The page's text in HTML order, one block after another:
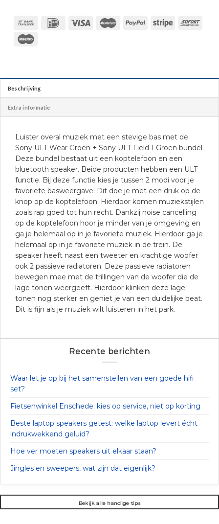
Beschrijving
Extra informatie
Luister overal muziek met een stevige bas met de
Sony ULT Wear Groen + Sony ULT Field 1 Groen bundel.
Deze bundel bestaat uit een koptelefoon en een
bluetooth speaker. Beide producten hebben een ULT
functie. Bij deze functie kies je tussen 2 modi voor je
favoriete basweergave. Dit doe je met een druk op de
knop op de koptelefoon. Hierdoor komen muziekstijlen
zoals rap goed tot hun recht. Dankzij noise cancelling
op de koptelefoon hoor je minder van je omgeving en
ga je helemaal op in je favoriete muziek. Hierdoor ga je
helemaal op in je favoriete muziek in de trein. De
speaker heeft naast een tweeter en krachtige woofer
ook 2 passieve radiatoren. Deze passieve radiatoren
bewegen mee met de trillingen van de woofer die de
lage tonen weergeeft. Hierdoor klinken deze lage
tonen nog sterker en geniet je van een duidelijke beat.
Dit is fijn als je muziek wilt luisteren in het park.
Recente berichten
Waar let je op bij het samenstellen van een goede hifi
set?
Fietsenwinkel Enschede: kies op service, niet op korting
Beste laptop speakers getest: welke laptop levert écht
indrukwekkend geluid?
Hoe ver moeten speakers uit elkaar staan?
Jingles en sweepers, wat zijn dat eigenlijk?
Bekijk alle handige tips